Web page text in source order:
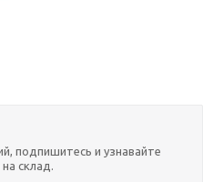
подпишитесь и узнавайте
склад.